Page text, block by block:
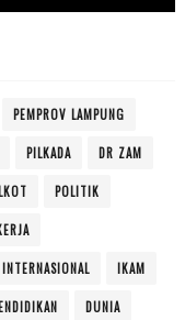
PEMPROV LAMPUNG
PILKADA DR ZAM
POLITIK
INTERNASIONAL IKAM
DUNIA